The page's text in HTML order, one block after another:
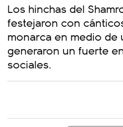
Los hinchas del
festejaron con
monarca en medio de
generaron un fuerte
sociales.